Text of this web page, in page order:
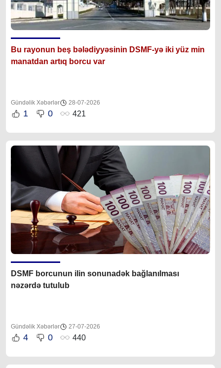
Bu rayonun beş bələdiyyəsinin DSMF-yə iki yüz min
manatdan artıq borcu var
Gündəlik Xəbərlər 28-07-2026
1 0 421
DSMF borcunun ilin sonunadək bağlanılması
nəzərdə tutulub
Gündəlik Xəbərlər 27-07-2026
4 0 440